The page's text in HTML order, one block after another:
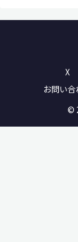
X
お問い合
©